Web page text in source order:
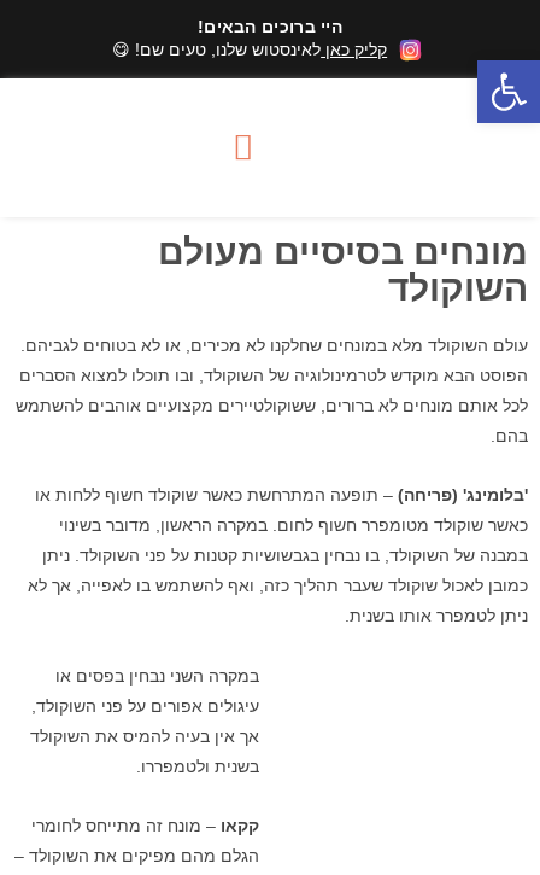
היי ברוכים הבאים!
קליק כאן לאינסטוש שלנו, טעים שם! 😋
מונחים בסיסיים מעולם
השוקולד
עולם השוקולד מלא במונחים שחלקנו לא מכירים, או לא בטוחים לגביהם.
הפוסט הבא מוקדש לטרמינולוגיה של השוקולד, ובו תוכלו למצוא הסברים
לכל אותם מונחים לא ברורים, ששוקולטיירים מקצועיים אוהבים להשתמש
בהם.
'בלומינג' (פריחה) – תופעה המתרחשת כאשר שוקולד חשוף ללחות או
כאשר שוקולד מטומפרר חשוף לחום. במקרה הראשון, מדובר בשינוי
במבנה של השוקולד, בו נבחין בגבשושיות קטנות על פני השוקולד. ניתן
כמובן לאכול שוקולד שעבר תהליך כזה, ואף להשתמש בו לאפייה, אך לא
ניתן לטמפרר אותו בשנית.
במקרה השני נבחין בפסים או
עיגולים אפורים על פני השוקולד,
אך אין בעיה להמיס את השוקולד
בשנית ולטמפררו.
קקאו – מונח זה מתייחס לחומרי
הגלם מהם מפיקים את השוקולד –
פתח סרגל נגישות